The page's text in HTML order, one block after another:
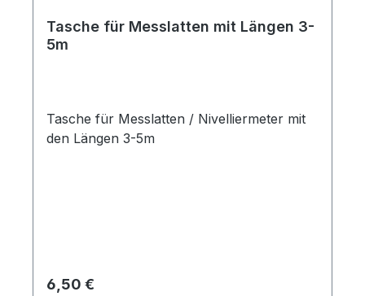
Tasche für Messlatten mit Längen 3-
5m
Tasche für Messlatten / Nivelliermeter mit
den Längen 3-5m
Regulärer Preis:
6,50 €